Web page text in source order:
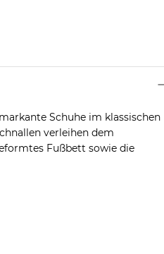
Schuhe im klassischen
verleihen dem
Fußbett sowie die